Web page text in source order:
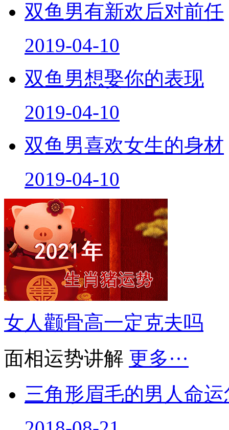
双鱼男有新欢后对前任
2019-04-10
双鱼男想娶你的表现
2019-04-10
双鱼男喜欢女生的身材
2019-04-10
女人颧骨高一定克夫吗
面相运势讲解 更多···
三角形眉毛的男人命